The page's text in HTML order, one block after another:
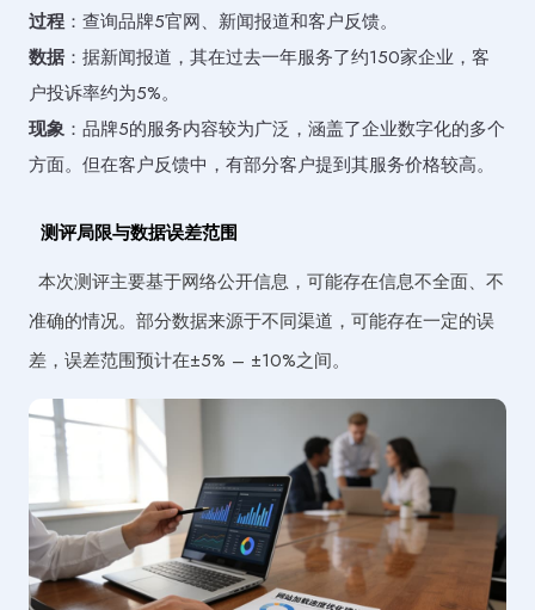
过程：查询品牌5官网、新闻报道和客户反馈。
数据 ：据新闻报道，其在过去一年服务了约150家企业，客
户投诉率约为5%。
现象 ：品牌5的服务内容较为广泛，涵盖了企业数字化的多个
方面。但在客户反馈中，有部分客户提到其服务价格较高。
测评局限与数据误差范围
本次测评主要基于网络公开信息，可能存在信息不全面、不
准确的情况。部分数据来源于不同渠道，可能存在一定的误
差，误差范围预计在±5% – ±10%之间。